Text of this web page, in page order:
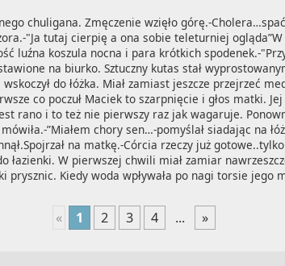
chuligana. Zmęczenie wzięło górę.-
"Ja tutaj cierpię a ona sobie teleturniej
luźna koszula nocna i para krótkich spodenek.-
na biurko. Sztuczny kutas stał
do łóżka. Miał zamiast jeszcze przejrzeć
co poczuł Maciek to szarpnięcie i głos matki.
rano i to też nie pierwszy raz jak wagaruje.
”Miałem chory sen…-pomyślał siadając na
na matkę.-Córcia rzeczy już
łazienki. W pierwszej chwili miał zamiar
prysznic. Kiedy woda wpływała po nagi torsie jego
« 1 2 3 4 ... »